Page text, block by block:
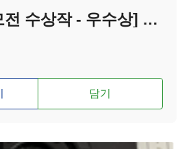
[2025년 공모전 수상작 - 우수상] 간편 플러그 분리기
담기